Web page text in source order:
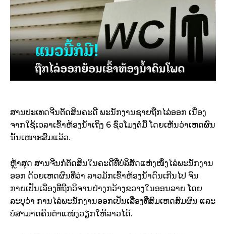
ສານປະເທດຈີນຕັດສິນຄະດີ ພະນັກງານຊາຍຖືກໄລ່ອອກ ເນື່ອງ
ຈາກໃຊ້ເວລາເຂົ້າຫ້ອງນ້ຳເຖິງ 6 ຊົ່ວໂມງຕໍ່ມື້ ໂດຍເຫັນວ່າເຫດຜົນ
ນັ້ນເໝາະສົມແລ້ວ.
ຫຼ້າສຸດ ສານຈີນກໍຕັດສິນໃນຄະດີທີ່ບໍລິສັດແຫ່ງໜຶ່ງໄລ່ພະນັກງານ
ອອກ ດ້ວຍເຫດຜົນທີ່ວ່າ ລາວມັກເຂົ້າຫ້ອງນ້ຳດົນເກີນໄປ ຈົນ
ກາຍເປັນເລື່ອງທີ່ຖືກວິຈານຢ່າງກວ້າງຂວາງໃນອອນລາຍ ໂດຍ
ລະບຸວ່າ ການໄລ່ພະນັກງານອອກເປັນເລື່ອງທີ່ສົມເຫດສົມຜົນ ແລະ
ບໍ່ສາມາດຄືນຕຳແໜ່ງວຽກໃຫ້ລາວໄດ້.